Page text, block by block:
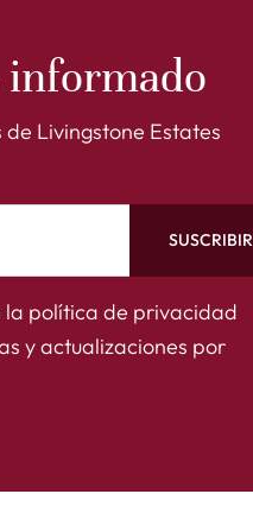
informado
Livingstone Estates
la política de privacidad
y actualizaciones por